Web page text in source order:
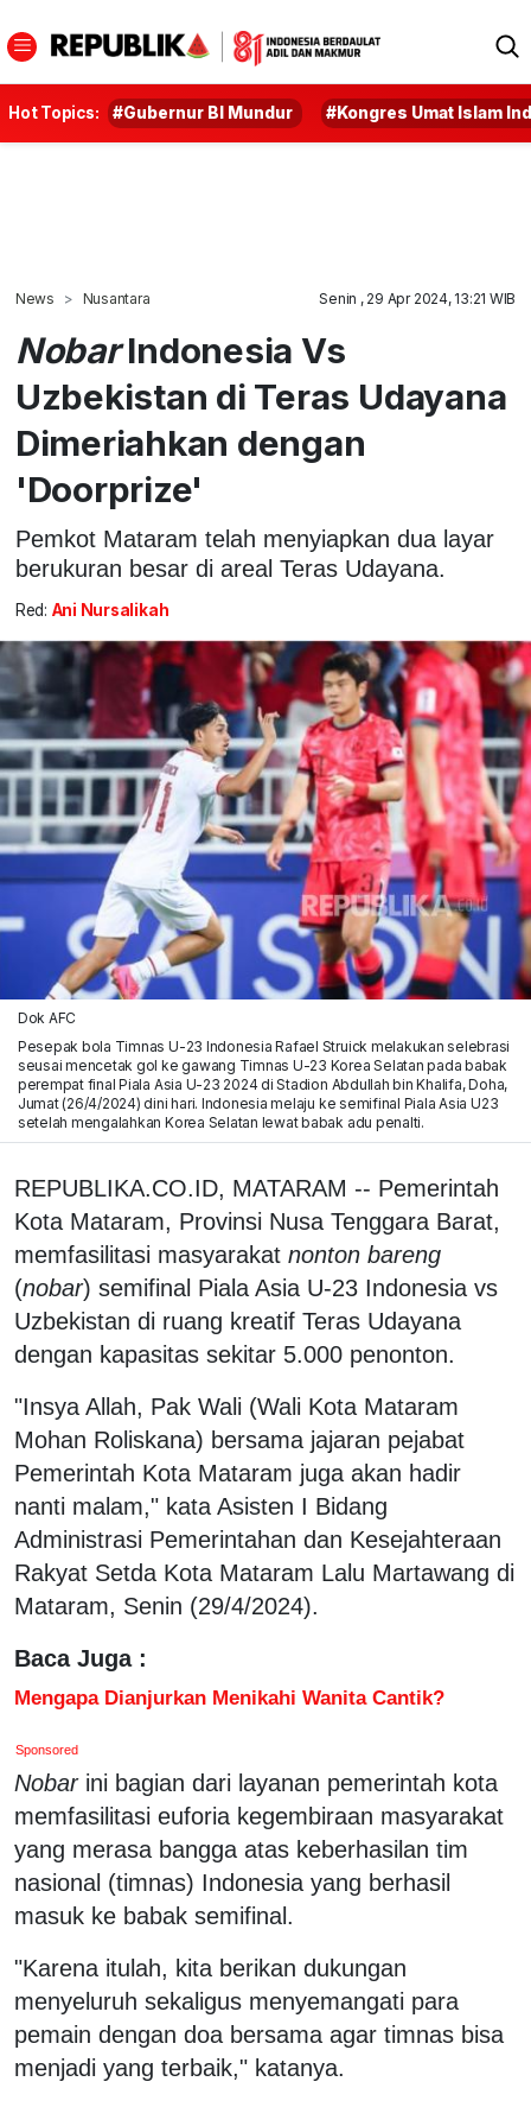
Hot Topics: #Gubernur BI Mundur #Kongres Umat Islam
News Nusantara Senin , 29 Apr 2024, 13:21 WIB
NobarIndonesia Vs
Uzbekistan di Teras Udayana
Dimeriahkan dengan
'Doorprize'
Pemkot Mataram telah menyiapkan dua layar
berukuran besar di areal Teras Udayana.
Red: Ani Nursalikah
Dok AFC
Pesepak bola Timnas U-23 Indonesia Rafael Struick melakukan selebrasi
seusai mencetak gol ke gawang Timnas U-23 Korea Selatan pada babak
perempat final Piala Asia U-23 2024 di Stadion Abdullah bin Khalifa, Doha,
Jumat (26/4/2024) dini hari. Indonesia melaju ke semifinal Piala Asia U23
setelah mengalahkan Korea Selatan lewat babak adu penalti.
REPUBLIKA.CO.ID, MATARAM -- Pemerintah
Kota Mataram, Provinsi Nusa Tenggara Barat,
memfasilitasi masyarakat nonton bareng
(nobar) semifinal Piala Asia U-23 Indonesia vs
Uzbekistan di ruang kreatif Teras Udayana
dengan kapasitas sekitar 5.000 penonton.
"Insya Allah, Pak Wali (Wali Kota Mataram
Mohan Roliskana) bersama jajaran pejabat
Pemerintah Kota Mataram juga akan hadir
nanti malam," kata Asisten I Bidang
Administrasi Pemerintahan dan Kesejahteraan
Rakyat Setda Kota Mataram Lalu Martawang di
Mataram, Senin (29/4/2024).
Baca Juga :
Mengapa Dianjurkan Menikahi Wanita Cantik?
Sponsored
Nobarini bagian dari layanan pemerintah kota
memfasilitasi euforia kegembiraan masyarakat
yang merasa bangga atas keberhasilan tim
nasional (timnas) Indonesia yang berhasil
masuk ke babak semifinal.
"Karena itulah, kita berikan dukungan
menyeluruh sekaligus menyemangati para
pemain dengan doa bersama agar timnas bisa
menjadi yang terbaik," katanya.